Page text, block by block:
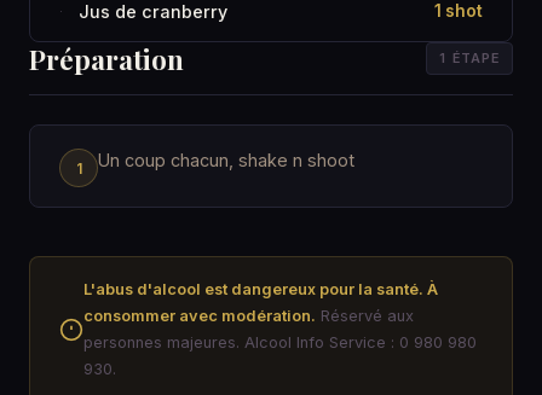
· Jus de cranberry 1 shot
Préparation 1 ÉTAPE
Un coup chacun, shake n shoot
L'abus d'alcool est dangereux pour la santé. À
consommer avec modération. Réservé aux
personnes majeures. Alcool Info Service : 0 980 980
930.